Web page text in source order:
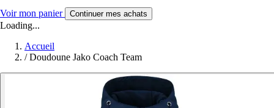
Voir mon panier Continuer mes achats
Loading...
Accueil
/ Doudoune Jako Coach Team